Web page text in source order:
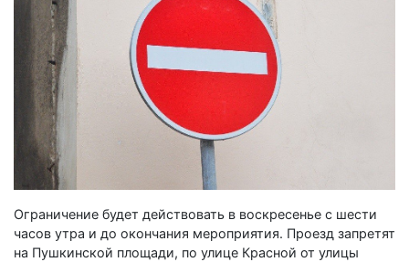
Ограничение будет действовать в воскресенье с шести
часов утра и до окончания мероприятия. Проезд запретят
на Пушкинской площади, по улице Красной от улицы